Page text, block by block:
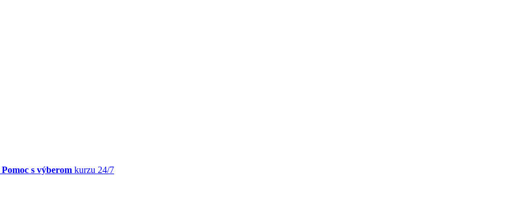
Pomoc s výberom kurzu 24/7